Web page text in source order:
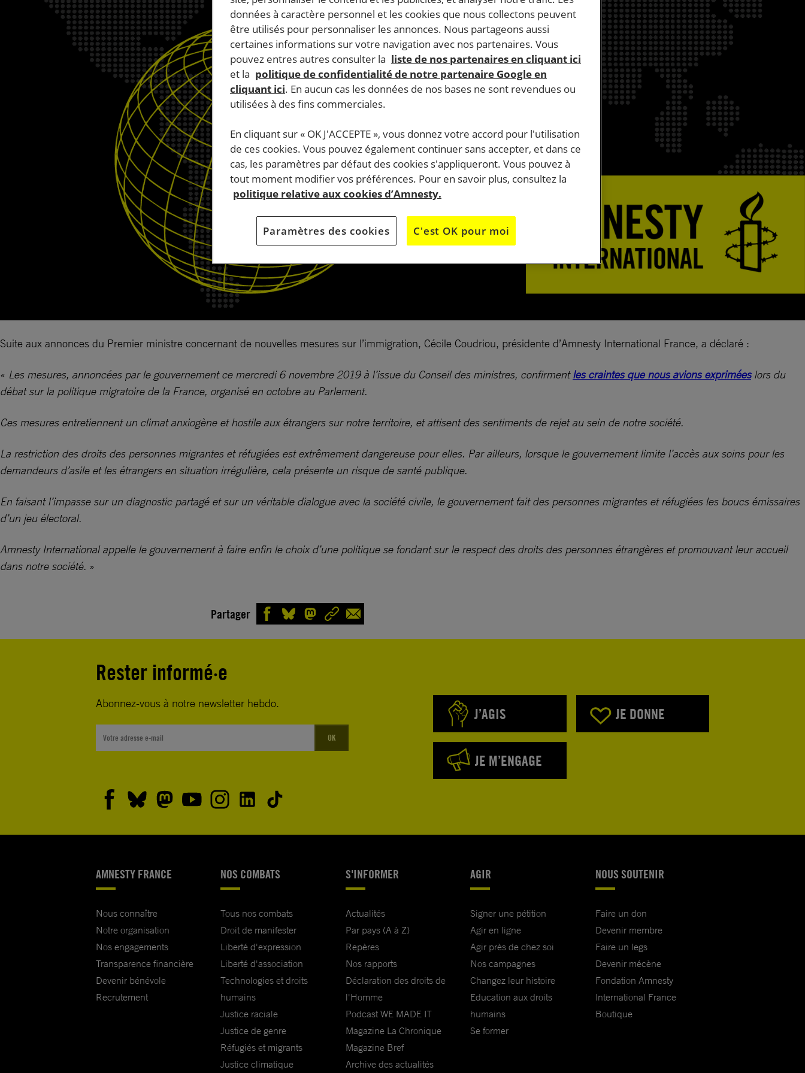
Suite aux annonces du Premier ministre concernant de nouvelles mesures sur l’immigration, Cécile Coudriou, présidente d’Amnesty International France, a déclaré :
« Les mesures, annoncées par le gouvernement ce mercredi 6 novembre 2019 à l’issue du Conseil des ministres, confirmentles craintes que nous avions expriméeslors du
débat sur la politique migratoire de la France, organisé en octobre au Parlement.
Ces mesures entretiennent un climat anxiogène et hostile aux étrangers sur notre territoire, et attisent des sentiments de rejet au sein de notre société.
La restriction des droits des personnes migrantes et réfugiées est extrêmement dangereuse pour elles. Par ailleurs, lorsque le gouvernement limite l’accès aux soins pour les
demandeurs d’asile et les étrangers en situation irrégulière, cela présente un risque de santé publique.
En faisant l’impasse sur un diagnostic partagé et sur un véritable dialogue avec la société civile, le gouvernement fait des personnes migrantes et réfugiées les boucs émissaires
d’un jeu électoral.
Amnesty International appelle le gouvernement à faire enfin le choix d’une politique se fondant sur le respect des droits des personnes étrangères et promouvant leur accueil
dans notre société. »
Partager
Rester informé·e
Abonnez-vous à notre newsletter hebdo.
OK
J’AGIS JE DONNE
JE M’ENGAGE
AMNESTY FRANCE
Nous connaître
Notre organisation
Nos engagements
Transparence financière
Devenir bénévole
Recrutement
NOS COMBATS
Tous nos combats
Droit de manifester
Liberté d'expression
Liberté d'association
Technologies et droits
humains
Justice raciale
Justice de genre
Réfugiés et migrants
Justice climatique
S'INFORMER
Actualités
Par pays (A à Z)
Repères
Nos rapports
Déclaration des droits de
l'Homme
Podcast WE MADE IT
Magazine La Chronique
Magazine Bref
Archive des actualités
AGIR
Signer une pétition
Agir en ligne
Agir près de chez soi
Nos campagnes
Changez leur histoire
Education aux droits
humains
Se former
NOUS SOUTENIR
Faire un don
Devenir membre
Faire un legs
Devenir mécène
Fondation Amnesty
International France
Boutique
données à caractère personnel et les cookies que nous collectons peuvent
être utilisés pour personnaliser les annonces. Nous partageons aussi
certaines informations sur votre navigation avec nos partenaires. Vous
pouvez entres autres consulter la liste de nos partenaires en cliquant ici
et la politique de confidentialité de notre partenaire Google en
cliquant ici. En aucun cas les données de nos bases ne sont revendues ou
utilisées à des fins commerciales.
En cliquant sur « OK J'ACCEPTE », vous donnez votre accord pour l'utilisation
de ces cookies. Vous pouvez également continuer sans accepter, et dans ce
cas, les paramètres par défaut des cookies s'appliqueront. Vous pouvez à
tout moment modifier vos préférences. Pour en savoir plus, consultez la
politique relative aux cookies d’Amnesty.
Paramètres des cookies C'est OK pour moi